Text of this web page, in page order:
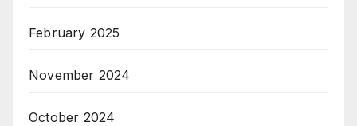
February 2025
November 2024
October 2024